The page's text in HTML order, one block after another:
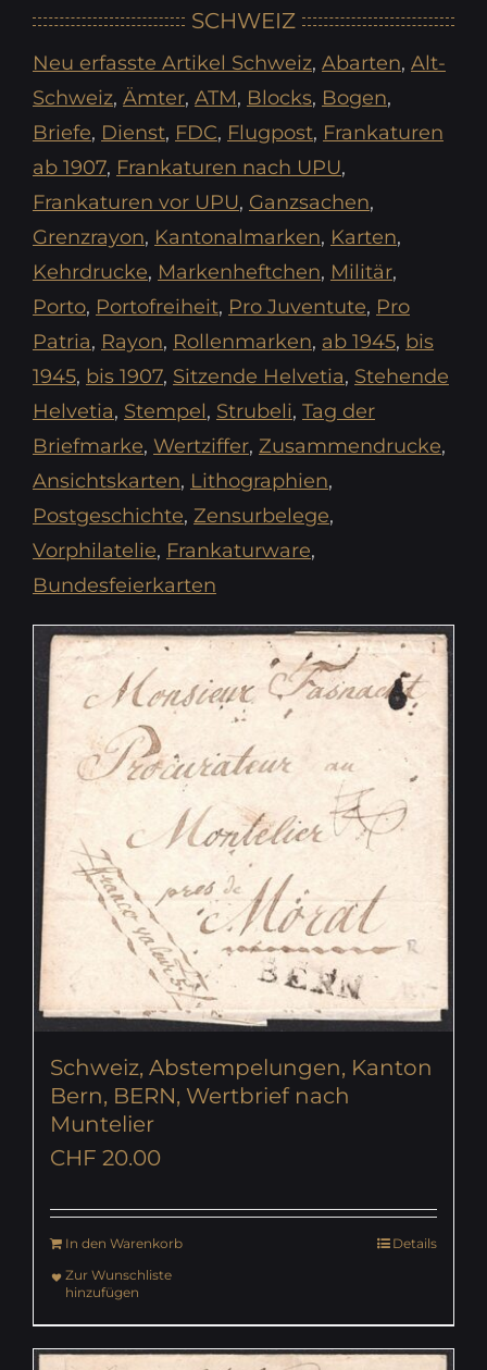
oder
Nr
eingeben
SCHWEIZ
Neu erfasste Artikel Schweiz, Abarten, Alt-
Schweiz, Ämter, ATM, Blocks, Bogen,
Briefe, Dienst, FDC, Flugpost, Frankaturen
ab 1907, Frankaturen nach UPU,
Frankaturen vor UPU, Ganzsachen,
Grenzrayon, Kantonalmarken, Karten,
Kehrdrucke, Markenheftchen, Militär,
Porto, Portofreiheit, Pro Juventute, Pro
Patria, Rayon, Rollenmarken, ab 1945, bis
1945, bis 1907, Sitzende Helvetia, Stehende
Helvetia, Stempel, Strubeli, Tag der
Briefmarke, Wertziffer, Zusammendrucke,
Ansichtskarten, Lithographien,
Postgeschichte, Zensurbelege,
Vorphilatelie, Frankaturware,
Bundesfeierkarten
Schweiz, Abstempelungen, Kanton
Bern, BERN, Wertbrief nach
Muntelier
CHF 20.00
In den Warenkorb
Details
Zur Wunschliste
hinzufügen